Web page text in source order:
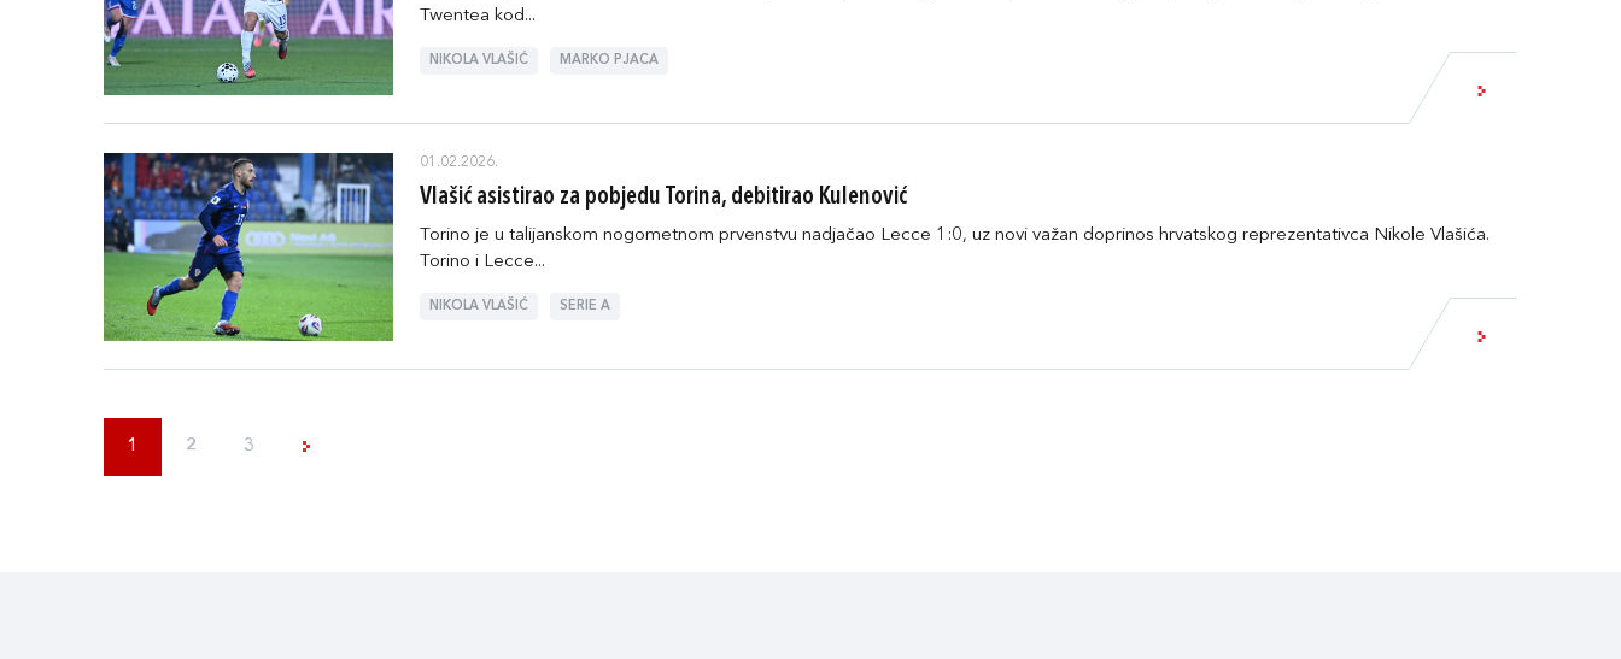
Twentea kod...
NIKOLA VLAŠIĆ MARKO PJACA
01.02.2026.
Vlašić asistirao za pobjedu Torina, debitirao Kulenović
Torino je u talijanskom nogometnom prvenstvu nadjačao Lecce 1:0, uz novi važan doprinos hrvatskog reprezentativca Nikole Vlašića.
Torino i Lecce...
NIKOLA VLAŠIĆ SERIE A
1 2 3